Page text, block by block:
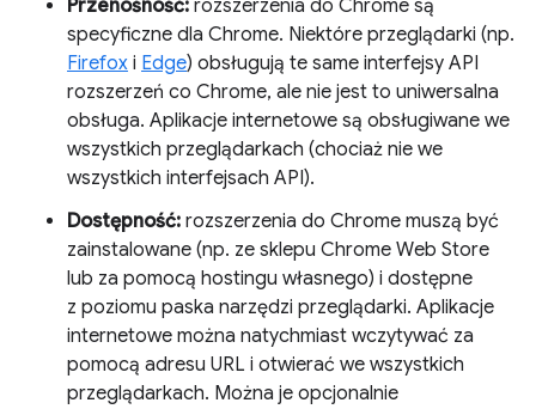
Przenośność: rozszerzenia do Chrome są
specyficzne dla Chrome. Niektóre przeglądarki (np.
Firefox i Edge) obsługują te same interfejsy API
rozszerzeń co Chrome, ale nie jest to uniwersalna
obsługa. Aplikacje internetowe są obsługiwane we
wszystkich przeglądarkach (chociaż nie we
wszystkich interfejsach API).
Dostępność: rozszerzenia do Chrome muszą być
zainstalowane (np. ze sklepu Chrome Web Store
lub za pomocą hostingu własnego) i dostępne
z poziomu paska narzędzi przeglądarki. Aplikacje
internetowe można natychmiast wczytywać za
pomocą adresu URL i otwierać we wszystkich
przeglądarkach. Można je opcjonalnie